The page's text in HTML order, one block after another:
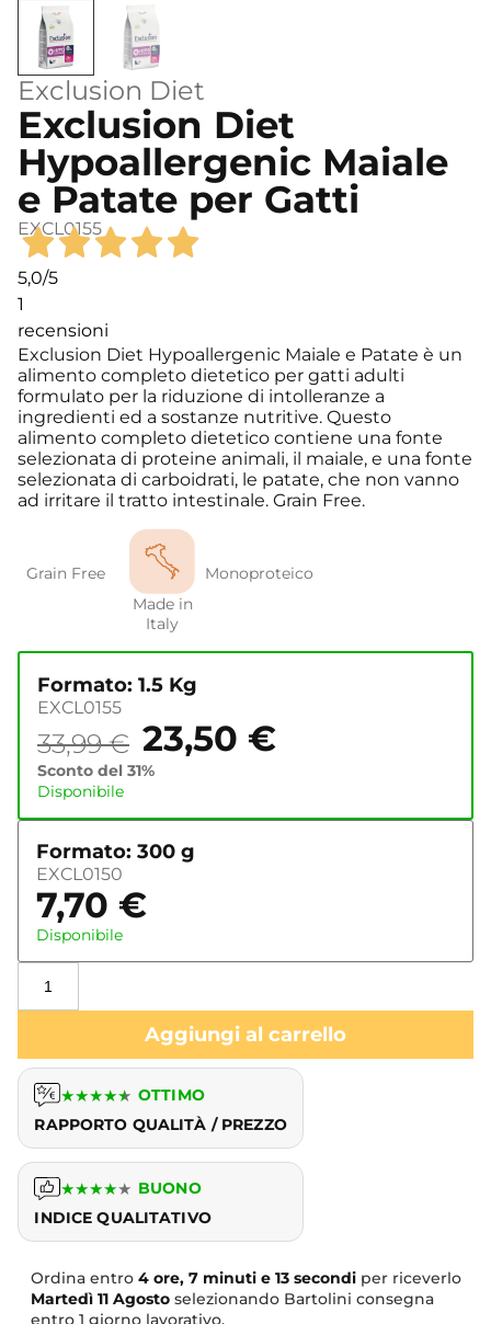
Exclusion Diet
Exclusion Diet
Hypoallergenic Maiale
e Patate per Gatti
EXCL0155
5,0/5
1
recensioni
Exclusion Diet Hypoallergenic Maiale e Patate è un
alimento completo dietetico per gatti adulti
formulato per la riduzione di intolleranze a
ingredienti ed a sostanze nutritive. Questo
alimento completo dietetico contiene una fonte
selezionata di proteine animali, il maiale, e una fonte
selezionata di carboidrati, le patate, che non vanno
ad irritare il tratto intestinale. Grain Free.
Grain Free
Made in
Italy
Monoproteico
Formato: 1.5 Kg
EXCL0155
33,99€ 23,50 €
Sconto del 31%
Disponibile
Formato: 300 g
EXCL0150
7,70 €
Disponibile
Aggiungi al carrello
★★★★★ OTTIMO
RAPPORTO QUALITÀ / PREZZO
★★★★★ BUONO
INDICE QUALITATIVO
Ordina entro 4 ore, 7 minuti e 12 secondi per riceverlo
Martedì 11 Agosto selezionando Bartolini consegna
entro 1 giorno lavorativo.